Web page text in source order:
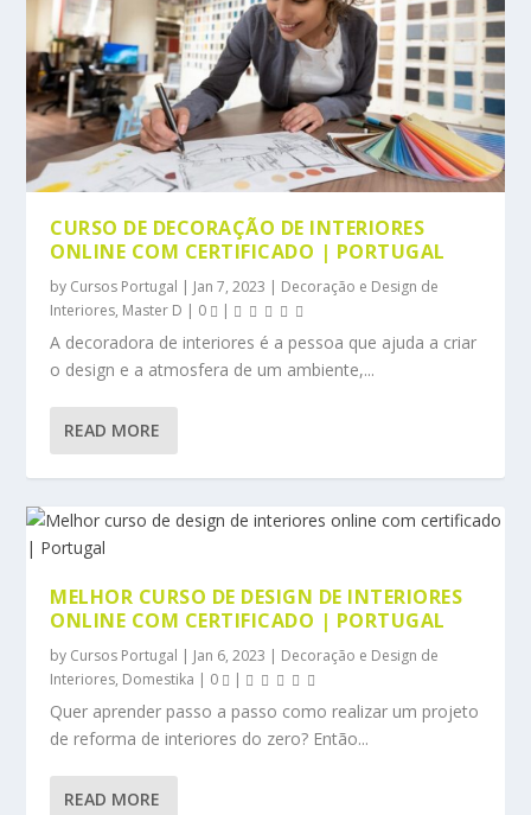
CURSO DE DECORAÇÃO DE INTERIORES
ONLINE COM CERTIFICADO | PORTUGAL
by Cursos Portugal | Jan 7, 2023 | Decoração e Design de
Interiores, Master D | 0 |
A decoradora de interiores é a pessoa que ajuda a criar
o design e a atmosfera de um ambiente,...
READ MORE
MELHOR CURSO DE DESIGN DE INTERIORES
ONLINE COM CERTIFICADO | PORTUGAL
by Cursos Portugal | Jan 6, 2023 | Decoração e Design de
Interiores, Domestika | 0 |
Quer aprender passo a passo como realizar um projeto
de reforma de interiores do zero? Então...
READ MORE